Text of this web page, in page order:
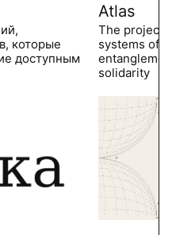
которые
доступным
Atlas
The project
systems of
solidarity